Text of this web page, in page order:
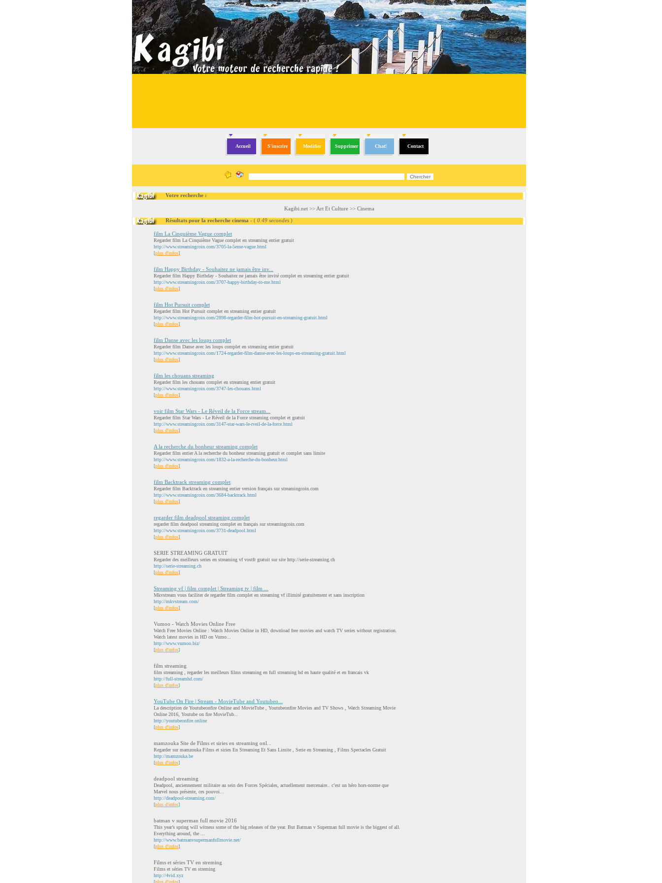
Accueil S'inscrire Modifier Supprimer Chat! Contact
Votre recherche :
Kagibi.net>> Art Et Culture>> Cinema
Résultats pour la recherche cinema - ( 0.49 secondes )
film La Cinquième Vague complet
Regarder film La Cinquième Vague complet en streaming entier gratuit
http://www.streamingcoin.com/3705-la-5eme-vague.html
[plus d'infos]
film Happy Birthday - Souhaitez ne jamais être inv...
Regarder film Happy Birthday - Souhaitez ne jamais être invité complet en streaming entier gratuit
http://www.streamingcoin.com/3707-happy-birthday-to-me.html
[plus d'infos]
film Hot Pursuit complet
Regarder film Hot Pursuit complet en streaming entier gratuit
http://www.streamingcoin.com/2898-regarder-film-hot-pursuit-en-streaming-gratuit.html
[plus d'infos]
film Danse avec les loups complet
Regarder film Danse avec les loups complet en streaming entier gratuit
http://www.streamingcoin.com/1724-regarder-film-danse-avec-les-loups-en-streaming-gratuit.html
[plus d'infos]
film les chouans streaming
Regarder film les chouans complet en streaming entier gratuit
http://www.streamingcoin.com/3747-les-chouans.html
[plus d'infos]
voir film Star Wars - Le Réveil de la Force stream...
Regarder film Star Wars - Le Réveil de la Force streaming complet et gratuit
http://www.streamingcoin.com/3147-star-wars-le-rveil-de-la-force.html
[plus d'infos]
A la recherche du bonheur streaming complet
Regarder film entier A la recherche du bonheur streaming gratuit et complet sans limite
http://www.streamingcoin.com/1832-a-la-recherche-du-bonheur.html
[plus d'infos]
film Backtrack streaming complet
Regarder film Backtrack en streaming entier version français sur streamingcoin.com
http://www.streamingcoin.com/3684-backtrack.html
[plus d'infos]
regarder film deadpool streaming complet
regarder film deadpool streaming complet en français sur streamingcoin.com
http://www.streamingcoin.com/3731-deadpool.html
[plus d'infos]
SERIE STREAMING GRATUIT
Regarder des meilleurs series en streaming vf vostfr gratuit sur site http://serie-streaming.ch
http://serie-streaming.ch
[plus d'infos]
Streaming vf | film complet | Streaming tv | film ...
Mkvstream vous faciliter de regarder film complet en streaming vf illimité gratuitement et sans inscription
http://mkvstream.com/
[plus d'infos]
Vumoo - Watch Movies Online Free
Watch Free Movies Online : Watch Movies Online in HD, download free movies and watch TV series without registration.
Watch latest movies in HD on Vumo...
http://www.vumoo.biz/
[plus d'infos]
film streaming
film streaming , regarder les meilleurs films streaming en full streaming hd en haute qualité et en francais vk
http://full-streamhd.com/
[plus d'infos]
YouTube On Fire | Stream - MovieTube and Youtubeo...
La description de Youtubeonfire Online and MovieTube , Youtubeonfire Movies and TV Shows , Watch Streaming Movie
Online 2016, Youtube on fire MovieTub...
http://youtubeonfire.online
[plus d'infos]
mamzouka Site de Films et siries en streaming onl...
Regarder sur mamzouka Films et siries En Streaming Et Sans Limite , Serie en Streaming , Films Spectacles Gratuit
http://mamzouka.be
[plus d'infos]
deadpool streaming
Deadpool, anciennement militaire au sein des Forces Spéciales, actuellement mercenaire.. c’est un héro hors-norme que
Marvel nous présente, ces pouvoi...
http://deadpool-streaming.com/
[plus d'infos]
batman v superman full movie 2016
This year’s spring will witness some of the big releases of the year. But Batman v Superman full movie is the biggest of all.
Everything around, the ...
http://www.batmanvsupermanfullmovie.net/
[plus d'infos]
Films et séries TV en streming
Films et séries TV en streming
http://4vid.xyz
[plus d'infos]